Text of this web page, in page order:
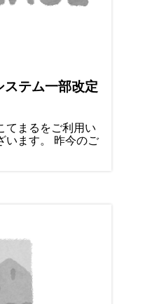
テム一部改定
てまるをご利用い
います。 昨今のご